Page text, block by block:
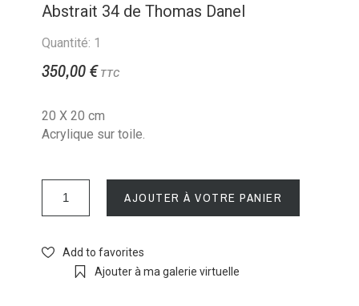
Abstrait 34 de Thomas Danel
Quantité: 1
350,00 € TTC
20 X 20 cm
Acrylique sur toile.
AJOUTER À VOTRE PANIER
Add to favorites
Ajouter à ma galerie virtuelle